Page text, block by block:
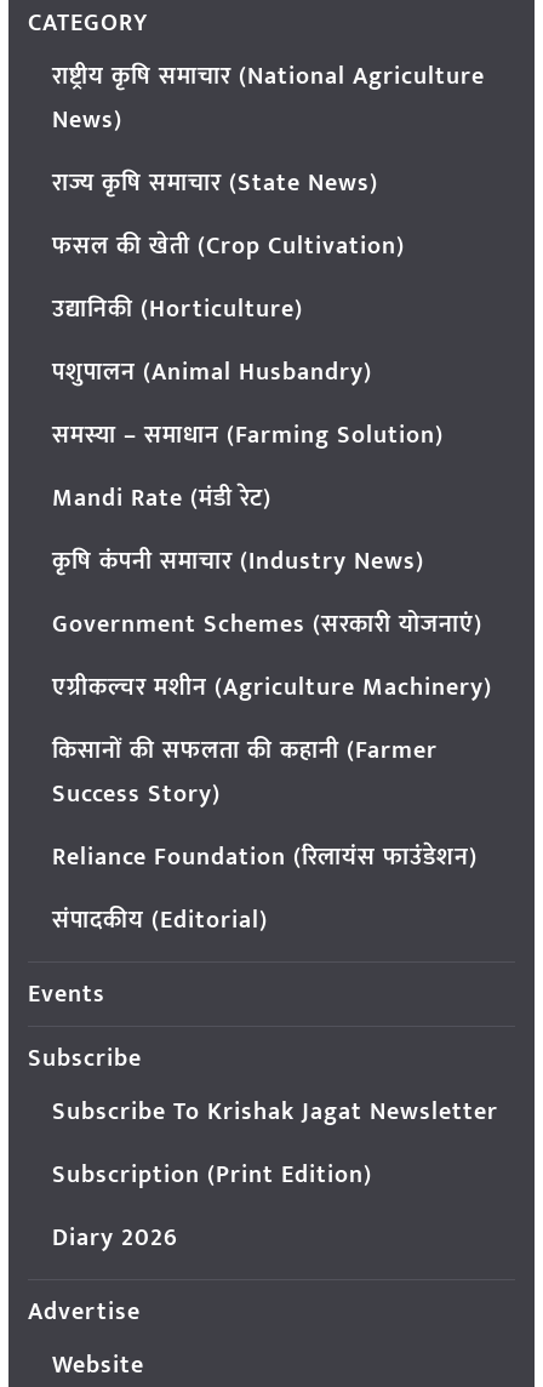
CATEGORY
राष्ट्रीय कृषि समाचार (National Agriculture
News)
राज्य कृषि समाचार (State News)
फसल की खेती (Crop Cultivation)
उद्यानिकी (Horticulture)
पशुपालन (Animal Husbandry)
समस्या – समाधान (Farming Solution)
Mandi Rate (मंडी रेट)
कृषि कंपनी समाचार (Industry News)
Government Schemes (सरकारी योजनाएं)
एग्रीकल्चर मशीन (Agriculture Machinery)
किसानों की सफलता की कहानी (Farmer
Success Story)
Reliance Foundation (रिलायंस फाउंडेशन)
संपादकीय (Editorial)
Events
Subscribe
Subscribe To Krishak Jagat Newsletter
Subscription (Print Edition)
Diary 2026
Advertise
Website